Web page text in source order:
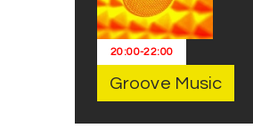
20:00-22:00
Groove Music